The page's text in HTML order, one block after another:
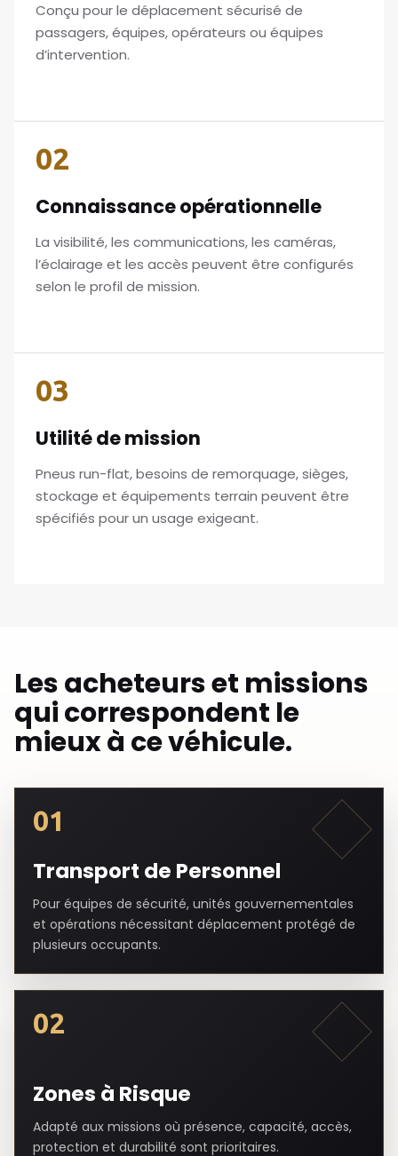
Conçu pour le déplacement sécurisé de
passagers, équipes, opérateurs ou équipes
d’intervention.
02
Connaissance opérationnelle
La visibilité, les communications, les caméras,
l’éclairage et les accès peuvent être configurés
selon le profil de mission.
03
Utilité de mission
Pneus run-flat, besoins de remorquage, sièges,
stockage et équipements terrain peuvent être
spécifiés pour un usage exigeant.
Les acheteurs et missions
qui correspondent le
mieux à ce véhicule.
01
Transport de Personnel
Pour équipes de sécurité, unités gouvernementales
et opérations nécessitant déplacement protégé de
plusieurs occupants.
02
Zones à Risque
Adapté aux missions où présence, capacité, accès,
protection et durabilité sont prioritaires.